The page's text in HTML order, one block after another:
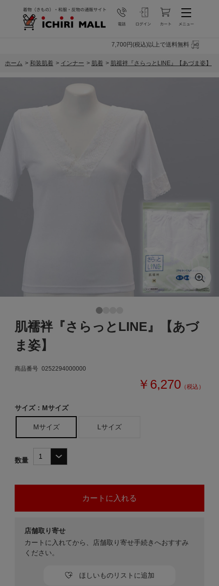
7,700円(税込)以上で送料無料
ホーム > 和装肌着 > インナー > 肌着 > 肌襦袢『さらっとLINE』【あづま姿】
肌襦袢『さらっとLINE』【あづ
ま姿】
商品番号 0252294000000
￥6,270 （税込）
サイズ：Mサイズ
Mサイズ Lサイズ
数量
ほしいものリストに追加
店舗取り寄せ
カートに入れてから、店舗取り寄せ手続きへおすすみ
ください。